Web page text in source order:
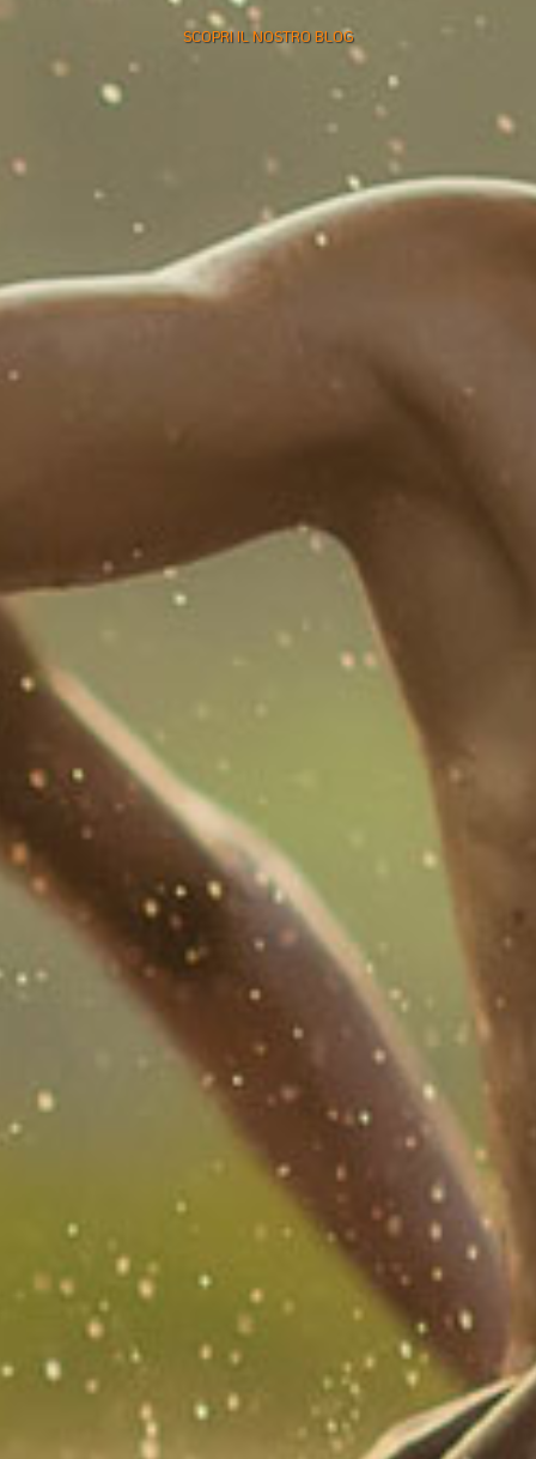
SCOPRI IL NOSTRO BLOG